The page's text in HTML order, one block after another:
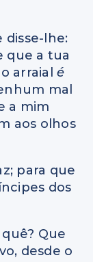
disse-lhe:
que a tua
arraial é
mal
a mim
aos olhos
para que
dos
Que
desde o